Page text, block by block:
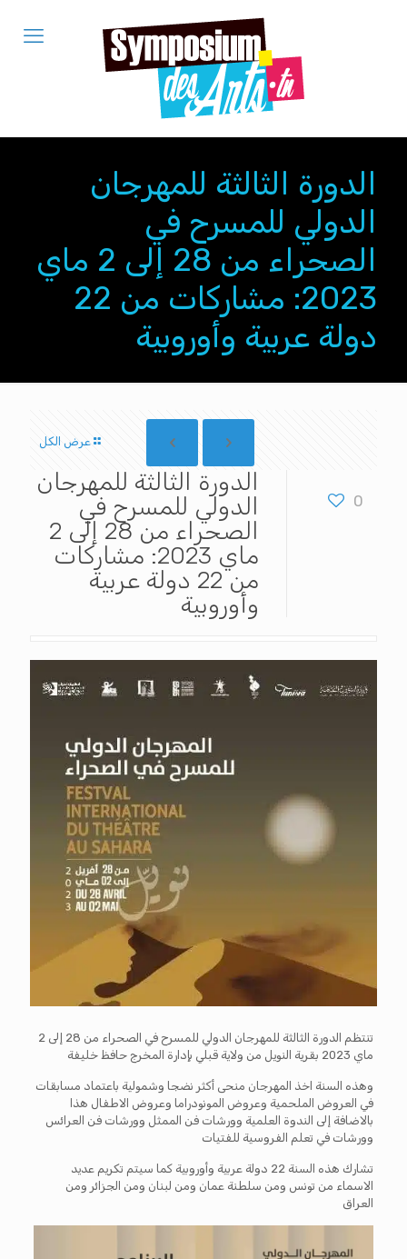
الدورة الثالثة للمهرجان
الدولي للمسرح في
الصحراء من 28 إلى 2 ماي
2023: مشاركات من 22
دولة عربية وأوروبية
عرض الكل
0
الدورة الثالثة للمهرجان
الدولي للمسرح في
الصحراء من 28 إلى 2
ماي 2023: مشاركات
من 22 دولة عربية
وأوروبية
تنتظم الدورة الثالثة للمهرجان الدولي للمسرح في الصحراء من 28 إلى 2
ماي 2023 بقرية النويل من ولاية قبلي بإدارة المخرج حافظ خليفة
وهذه السنة اخذ المهرجان منحى أكثر نضجا وشمولية باعتماد مسابقات
في العروض الملحمية وعروض المونودراما وعروض الاطفال هذا
بالاضافة إلى الندوة العلمية وورشات فن الممثل وورشات فن العرائس
وورشات في تعلم الفروسية للفتيات
تشارك هذه السنة 22 دولة عربية وأوروبية كما سيتم تكريم عديد
الاسماء من تونس ومن سلطنة عمان ومن لبنان ومن الجزائر ومن
العراق